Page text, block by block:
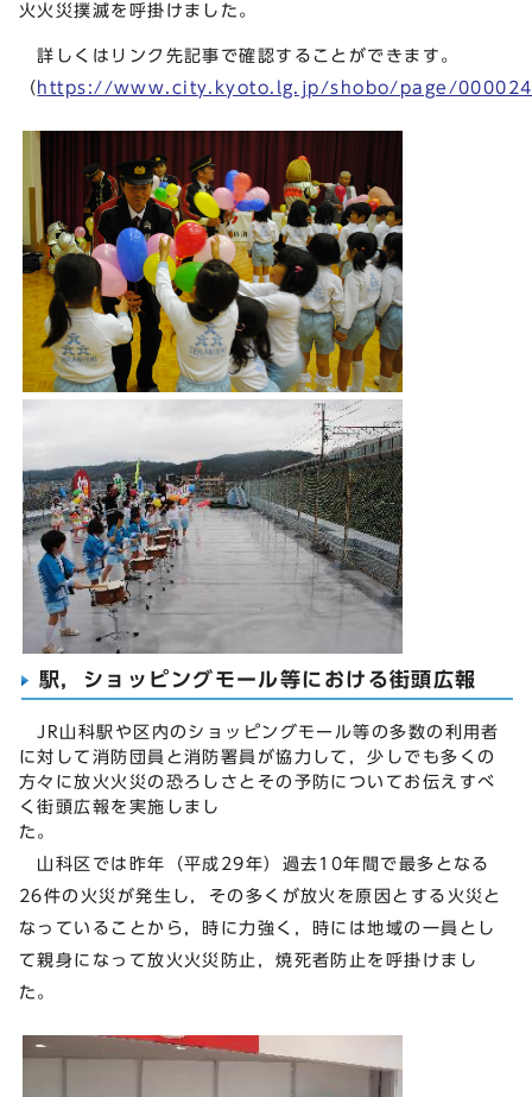
火火災撲滅を呼掛けました。
詳しくはリンク先記事で確認することができます。
（ https://www.city.kyoto.lg.jp/shobo/page/
駅，ショッピングモール等における街頭広報
JR山科駅や区内のショッピングモール等の多数の利用者
に対して消防団員と消防署員が協力して，少しでも多くの
方々に放火火災の恐ろしさとその予防についてお伝えすべ
く街頭広報を実施しまし
た
山科区では昨年（平成29年）過去10年間で最多となる
26件の火災が発生し，その多くが放火を原因とする火災と
なっていることから，時に力強く，時には地域の一員とし
て親身になって放火火災防止，焼死者防止を呼掛けまし
た。